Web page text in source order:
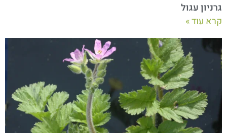
גרניון עגול
קרא עוד »